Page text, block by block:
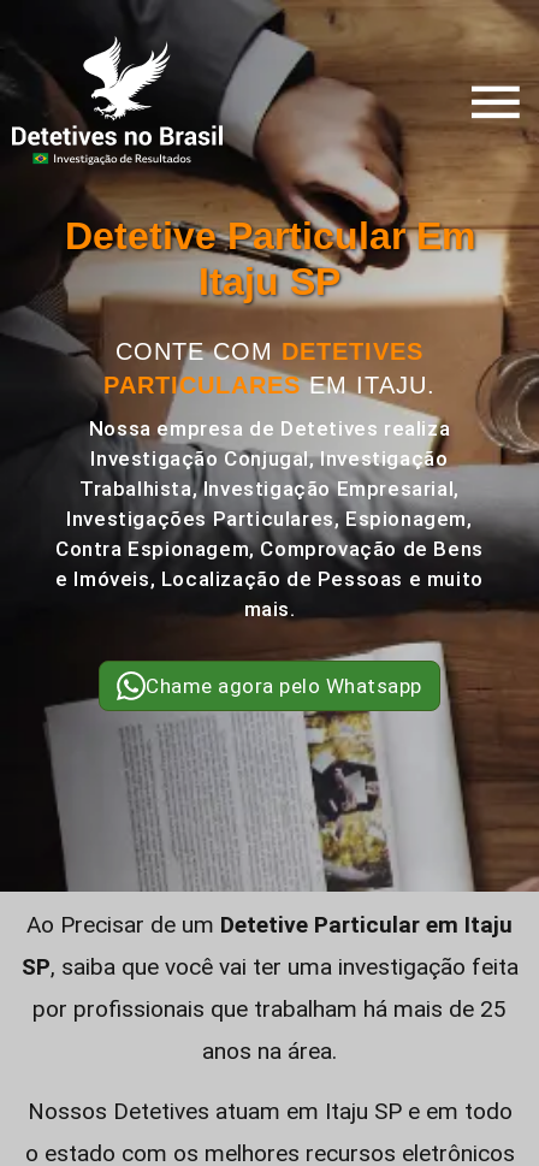
Detetive Particular Em
Itaju SP
CONTE COM DETETIVES
PARTICULARESEM ITAJU.
Nossa empresa de Detetives realiza
Investigação Conjugal, Investigação
Trabalhista, Investigação Empresarial,
Investigações Particulares, Espionagem,
Contra Espionagem, Comprovação de Bens
e Imóveis, Localização de Pessoas e muito
mais.
Chame agora pelo Whatsapp
Ao Precisar de um Detetive Particular em Itaju
SP, saiba que você vai ter uma investigação feita
por profissionais que trabalham há mais de 25
anos na área.
Nossos Detetives atuam em Itaju SP e em todo
o estado com os melhores recursos eletrônicos